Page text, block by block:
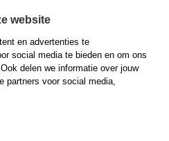
website
en advertenties te
social media te bieden en om ons
delen we informatie over jouw
partners voor social media,